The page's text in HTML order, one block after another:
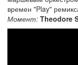
времен "Play"
Момент: Theodore